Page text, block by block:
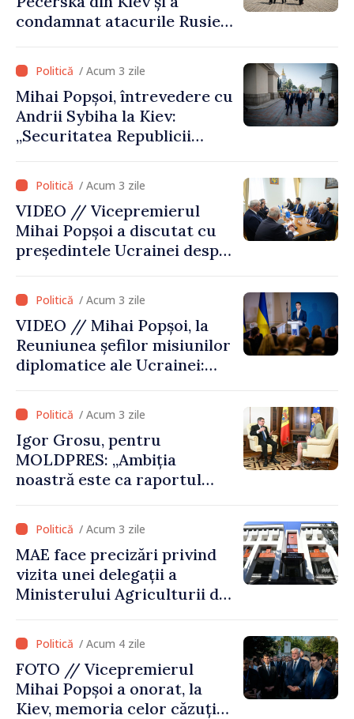
instituțională”
condamnat atacurile Rusiei
cultural al Ucrainei
/ Acum 3 zile
Mihai Popșoi, întrevedere cu
Andrii Sybiha la Kiev:
„Securitatea Republicii
de securitatea Ucrainei”
/ Acum 3 zile
VIDEO // Vicepremierul
Mihai Popșoi a discutat cu
președintele Ucrainei despre
hidrologice din bazinul
râului Nistru și proiecte
comune în infrastructură și
energie
/ Acum 3 zile
VIDEO // Mihai Popșoi, la
Reuniunea șefilor misiunilor
diplomatice ale Ucrainei:
alegerea. Ne-am alăturat
Ucrainei”/ Acum 3 zile
Igor Grosu, pentru
MOLDPRES: „Ambiția
noastră este ca raportul
an să fie și mai bun”
/ Acum 3 zile
MAE face precizări privind
vizita unei delegații a
Ministerului Agriculturii din
/ Acum 4 zile
FOTO // Vicepremierul
Mihai Popșoi a onorat, la
Kiev, memoria celor căzuți